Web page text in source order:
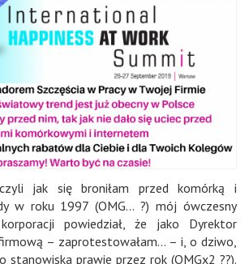
jak się broniłam przed komórką i
w roku 1997 (OMG… ?) mój ówczesny
powiedział, że jako Dyrektor
– zaprotestowałam… – i, o dziwo,
stanowiska prawie przez rok (OMGx2 ??).